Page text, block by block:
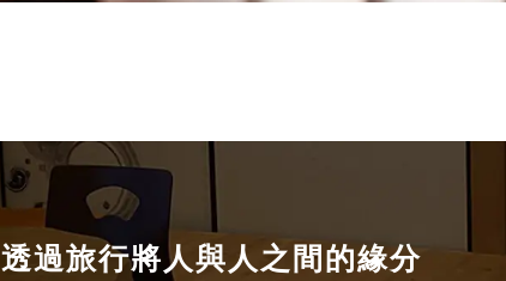
透過旅行將人與人之間的緣分